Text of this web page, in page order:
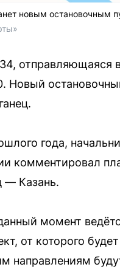
новым остановочным
отправляющаяся
Новый
года,
комментировал
— Казань.
момент
от которого
направлениям